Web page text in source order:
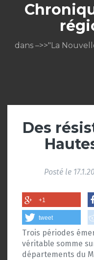
dans –>>"La
Des
Posté le
+1
tweet
Trois périodes
véritable somme
départements du